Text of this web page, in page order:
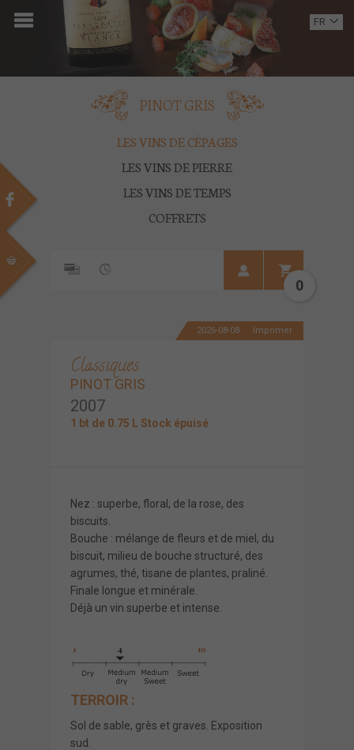
ACCUEIL
DOMAINE
BOUTIQUE
FR
PINOT GRIS
LES VINS DE CÉPAGES
LES VINS DE PIERRE
LES VINS DE TEMPS
COFFRETS
0
2026-08-08 Imprimer
Classiques
PINOT GRIS
2007
1 bt de 0.75 L Stock épuisé
Nez : superbe, floral, de la rose, des
biscuits.
Bouche : mélange de fleurs et de miel, du
biscuit, milieu de bouche structuré, des
agrumes, thé, tisane de plantes, praliné.
Finale longue et minérale.
Déjà un vin superbe et intense.
TERROIR :
Sol de sable, grès et graves. Exposition
sud.